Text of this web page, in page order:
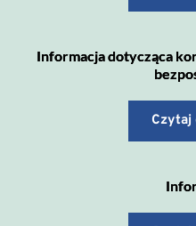
Informacja dotycząca
Czytaj